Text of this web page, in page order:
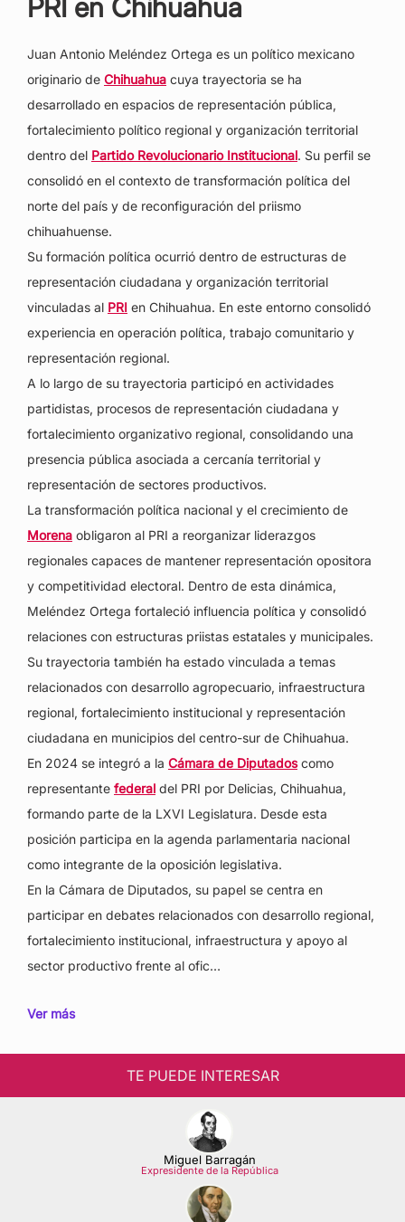
PRI en Chihuahua
Juan Antonio Meléndez Ortega es un político mexicano
originario de Chihuahua cuya trayectoria se ha
desarrollado en espacios de representación pública,
fortalecimiento político regional y organización territorial
dentro del Partido Revolucionario Institucional. Su perfil se
consolidó en el contexto de transformación política del
norte del país y de reconfiguración del priismo
chihuahuense.
Su formación política ocurrió dentro de estructuras de
representación ciudadana y organización territorial
vinculadas al PRI en Chihuahua. En este entorno consolidó
experiencia en operación política, trabajo comunitario y
representación regional.
A lo largo de su trayectoria participó en actividades
partidistas, procesos de representación ciudadana y
fortalecimiento organizativo regional, consolidando una
presencia pública asociada a cercanía territorial y
representación de sectores productivos.
La transformación política nacional y el crecimiento de
Morena obligaron al PRI a reorganizar liderazgos
regionales capaces de mantener representación opositora
y competitividad electoral. Dentro de esta dinámica,
Meléndez Ortega fortaleció influencia política y consolidó
relaciones con estructuras priistas estatales y municipales.
Su trayectoria también ha estado vinculada a temas
relacionados con desarrollo agropecuario, infraestructura
regional, fortalecimiento institucional y representación
ciudadana en municipios del centro-sur de Chihuahua.
En 2024 se integró a la Cámara de Diputadoscomo
representante federal del PRI por Delicias, Chihuahua,
formando parte de la LXVI Legislatura. Desde esta
posición participa en la agenda parlamentaria nacional
como integrante de la oposición legislativa.
En la Cámara de Diputados, su papel se centra en
participar en debates relacionados con desarrollo regional,
fortalecimiento institucional, infraestructura y apoyo al
sector productivo frente al ofic…
Ver más
TE PUEDE INTERESAR
Miguel Barragán
Expresidente de la República